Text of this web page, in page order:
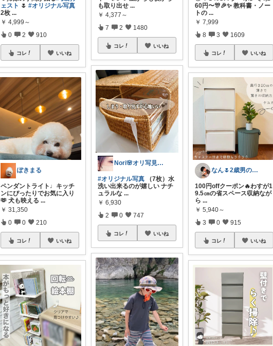
ェスト 🌷#オリジナル写真
2枚 ...
￥ 4,999～
0 2 910
コレ いいね
ぽきまる
ペンダントライト♩キッチ
ンにぴったりでお気に入り
🫶 犬も映える ...
￥ 31,350
0 0 210
コレ いいね
も取り出せ ...
￥ 4,377～
7 2 1480
コレ いいね
Nori🌸オリ写見て欲しいなぁ🤭
#オリジナル写真 （7枚）水
洗い出来るのが嬉しい ナチ
ュラルな ...
￥ 6,930
2 0 747
コレ いいね
60円〜🎊🎉✨ 教科書・ノー
トの ...
￥ 7,999
8 3 1609
コレ いいね
なん🌷2歳男の子ママ⿻*.アイコン変更
100円offクーポン🔥わすが1
9.5㎝の省スペース収納なが
ら ...
￥ 5,940～
3 0 915
コレ いいね